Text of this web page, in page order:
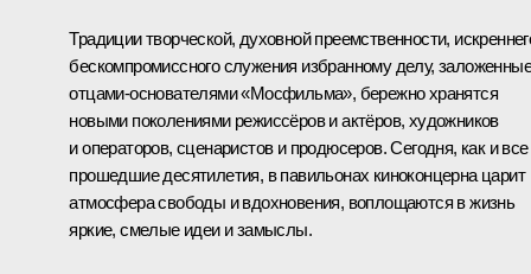
Традиции творческой, духовной преемственности,
бескомпромиссного служения избранному делу, заложенные
отцами-основателями «Мосфильма», бережно хранятся
новыми поколениями режиссёров и актёров, художников
и операторов, сценаристов и продюсеров. Сегодня, как и все
прошедшие десятилетия, в павильонах киноконцерна царит
атмосфера свободы и вдохновения, воплощаются в жизнь
яркие, смелые идеи и замыслы.